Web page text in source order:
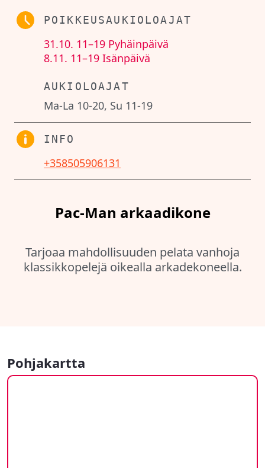
POIKKEUSAUKIOLOAJAT
31.10. 11–19 Pyhäinpäivä
8.11. 11–19 Isänpäivä
AUKIOLOAJAT
Ma-La 10-20, Su 11-19
INFO
+358505906131
Pac-Man arkaadikone
Tarjoaa mahdollisuuden pelata vanhoja
klassikkopelejä oikealla arkadekoneella.
Pohjakartta